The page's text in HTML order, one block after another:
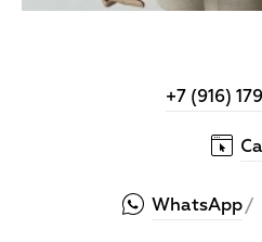
+7 (916)
WhatsApp/